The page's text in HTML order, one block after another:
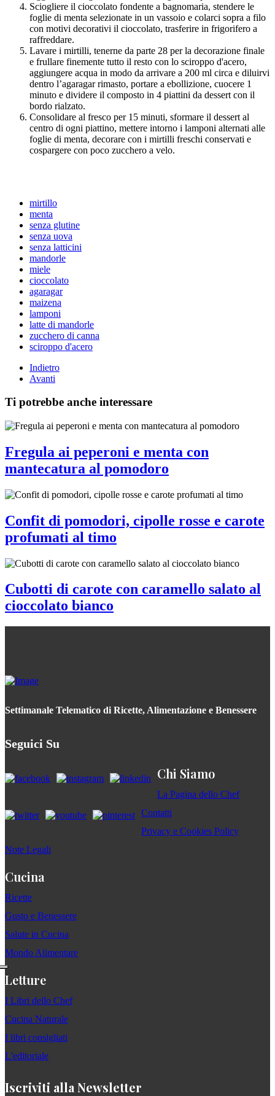
Sciogliere il cioccolato fondente a bagnomaria, stendere le
foglie di menta selezionate in un vassoio e colarci sopra a filo
con motivi decorativi il cioccolato, trasferire in frigorifero a
raffreddare.
Lavare i mirtilli, tenerne da parte 28 per la decorazione finale
e frullare finemente tutto il resto con lo sciroppo d'acero,
aggiungere acqua in modo da arrivare a 200 ml circa e diluirvi
dentro l’agaragar rimasto, portare a ebollizione, cuocere 1
minuto e dividere il composto in 4 piattini da dessert con il
bordo rialzato.
Consolidare al fresco per 15 minuti, sformare il dessert al
centro di ogni piattino, mettere intorno i lamponi alternati alle
foglie di menta, decorare con i mirtilli freschi conservati e
cospargere con poco zucchero a velo.
mirtillo
menta
senza glutine
senza uova
senza latticini
mandorle
miele
cioccolato
agaragar
maizena
lamponi
latte di mandorle
zucchero di canna
sciroppo d'acero
Indietro
Avanti
Ti potrebbe anche interessare
Fregula ai peperoni e menta con
mantecatura al pomodoro
Confit di pomodori, cipolle rosse e carote
profumati al timo
Cubotti di carote con caramello salato al
cioccolato bianco
Settimanale Telematico di Ricette, Alimentazione e Benessere
Seguici Su
Chi Siamo
La Pagina dello Chef
Contatti
Privacy e Cookies Policy
Note Legali
Cucina
Ricette
Gusto e Benessere
Salute in Cucina
Mondo Alimentare
Letture
I Libri dello Chef
Cucina Naturale
I libri consigliati
L'editoriale
Iscriviti alla Newsletter